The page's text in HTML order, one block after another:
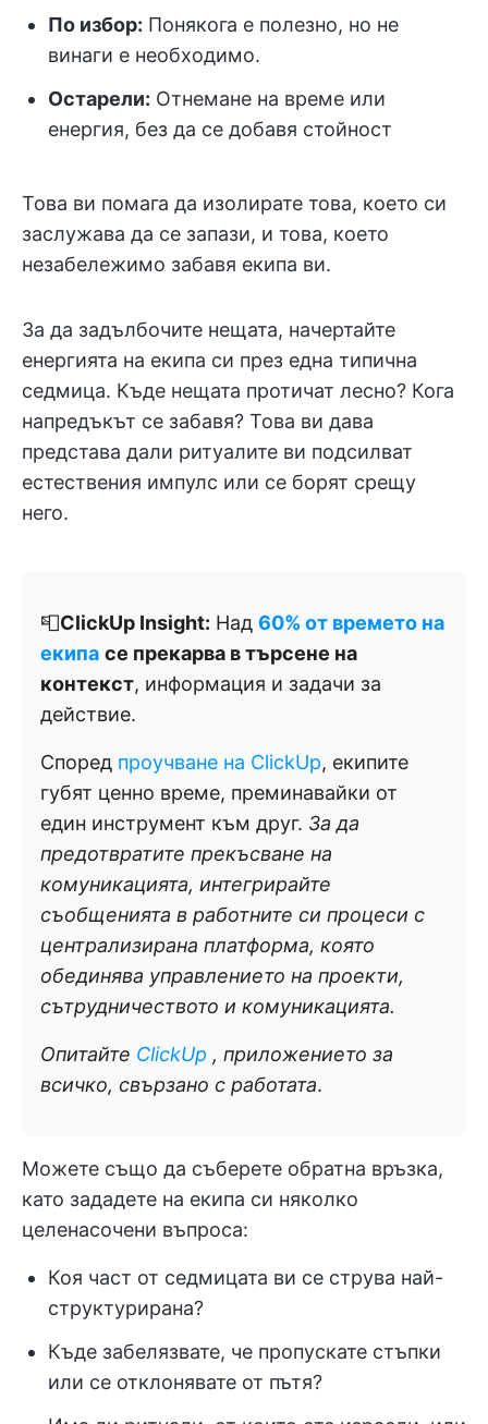
По избор: Понякога е полезно, но не
винаги е необходимо.
Остарели: Отнемане на време или
енергия, без да се добавя стойност
Това ви помага да изолирате това, което си
заслужава да се запази, и това, което
незабележимо забавя екипа ви.
За да задълбочите нещата, начертайте
енергията на екипа си през една типична
седмица. Къде нещата протичат лесно? Кога
напредъкът се забавя? Това ви дава
представа дали ритуалите ви подсилват
естествения импулс или се борят срещу
него.
📮ClickUp Insight: Над 60% от времето на
екипа се прекарва в търсене на
контекст, информация и задачи за
действие.
Според проучване на ClickUp, екипите
губят ценно време, преминавайки от
един инструмент към друг. За да
предотвратите прекъсване на
комуникацията, интегрирайте
съобщенията в работните си процеси с
централизирана платформа, която
обединява управлението на проекти,
сътрудничеството и комуникацията.
Опитайте ClickUp , приложението за
всичко, свързано с работата.
Можете също да съберете обратна връзка,
като зададете на екипа си няколко
целенасочени въпроса:
Коя част от седмицата ви се струва най-
структурирана?
Къде забелязвате, че пропускате стъпки
или се отклонявате от пътя?